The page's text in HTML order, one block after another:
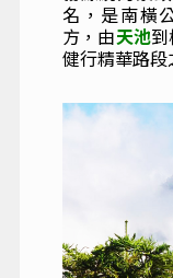
名，是南橫
方，由天池
健行精華路段